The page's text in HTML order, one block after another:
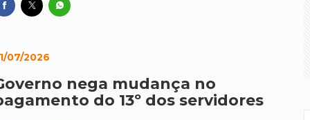
07/2026
nega mudança no
do 13º dos servidores